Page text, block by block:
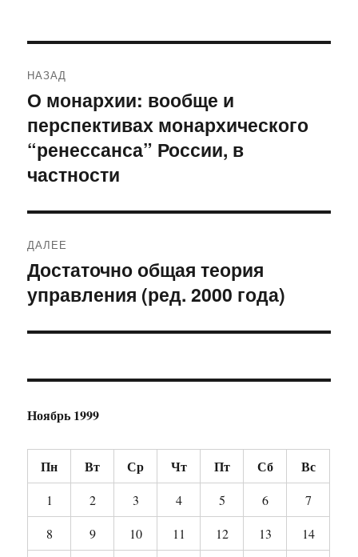
по
записям
НАЗАД
Предыдущая
запись:
О монархии: вообще и
перспективах монархического
“ренессанса” России, в
частности
ДАЛЕЕ
Следующая
запись:
Достаточно общая теория
управления (ред. 2000 года)
Ноябрь 1999
Пн Вт Ср Чт Пт Сб Вс
1 2 3 4 5 6
7
8
9 10 11 12 13
14